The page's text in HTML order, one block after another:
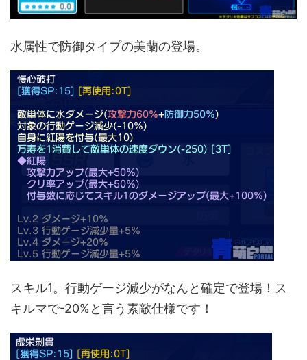
水属性で防御タイプの美蘭の登場。
スキル1。行動ゲージ減少がなんと確定で登場！ス
キルマで-20%と言う素敵仕様です！